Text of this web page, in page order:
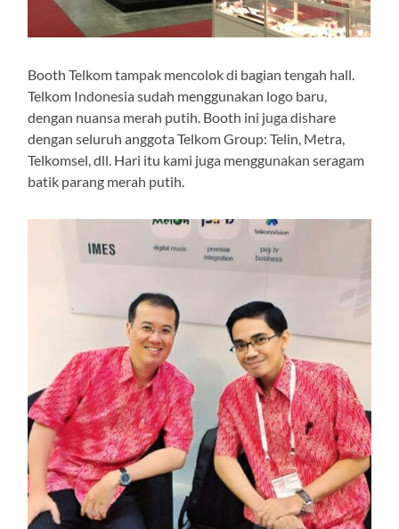
Booth Telkom tampak mencolok di bagian tengah hall.
Telkom Indonesia sudah menggunakan logo baru,
dengan nuansa merah putih. Booth ini juga dishare
dengan seluruh anggota Telkom Group: Telin, Metra,
Telkomsel, dll. Hari itu kami juga menggunakan seragam
batik parang merah putih.